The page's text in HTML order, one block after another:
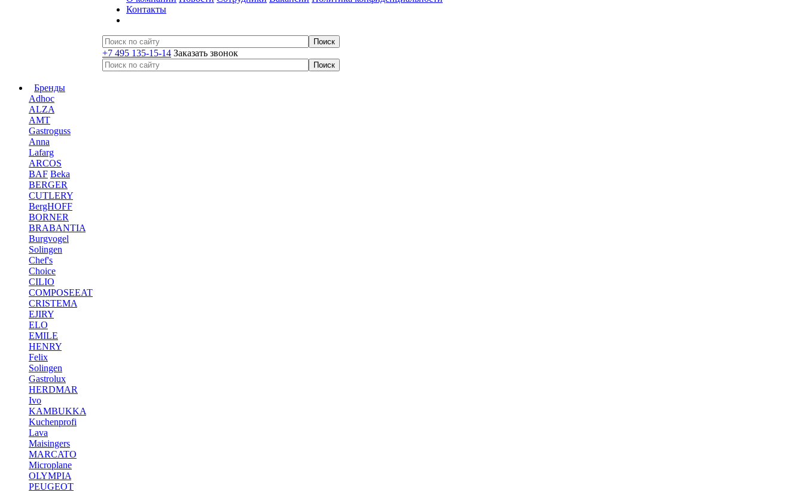
Контакты
+7 495 135-15-14 Заказать звонок
Бренды
Adhoc
ALZA
AMT
Gastroguss
Anna
Lafarg
ARCOS
BAF Beka
BERGER
CUTLERY
BergHOFF
BORNER
BRABANTIA
Burgvogel
Solingen
Chef's
Choice
CILIO
COMPOSEEAT
CRISTEMA
EJIRY
ELO
EMILE
HENRY
Felix
Solingen
Gastrolux
HERDMAR
Ivo
KAMBUKKA
Kuchenprofi
Lava
Maisingers
MARCATO
Microplane
OLYMPIA
PEUGEOT